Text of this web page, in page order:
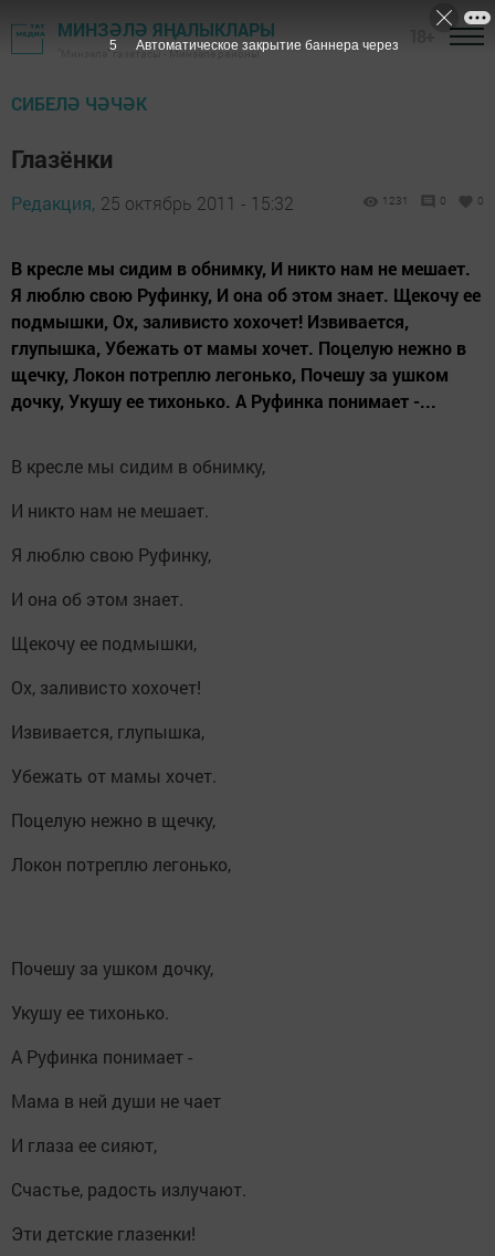
МИНЗӘЛӘ ЯҢАЛЫКЛАРЫ
"Минзәлә" газетасы - Минзәлә районы
СИБЕЛӘ ЧӘЧӘК
Глазёнки
Редакция, 25 октябрь 2011 - 15:32 1231 0 0
В кресле мы сидим в обнимку, И никто нам не мешает.
Я люблю свою Руфинку, И она об этом знает. Щекочу ее
подмышки, Ох, заливисто хохочет! Извивается,
глупышка, Убежать от мамы хочет. Поцелую нежно в
щечку, Локон потреплю легонько, Почешу за ушком
дочку, Укушу ее тихонько. А Руфинка понимает -...
В кресле мы сидим в обнимку,
И никто нам не мешает.
Я люблю свою Руфинку,
И она об этом знает.
Щекочу ее подмышки,
Ох, заливисто хохочет!
Извивается, глупышка,
Убежать от мамы хочет.
Поцелую нежно в щечку,
Локон потреплю легонько,
Почешу за ушком дочку,
Укушу ее тихонько.
А Руфинка понимает -
Мама в ней души не чает
И глаза ее сияют,
Счастье, радость излучают.
Эти детские глазенки!
5 Автоматическое закрытие баннера через